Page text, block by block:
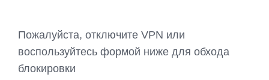
Пожалуйста, отключите VPN или
воспользуйтесь формой ниже для обхода
блокировки